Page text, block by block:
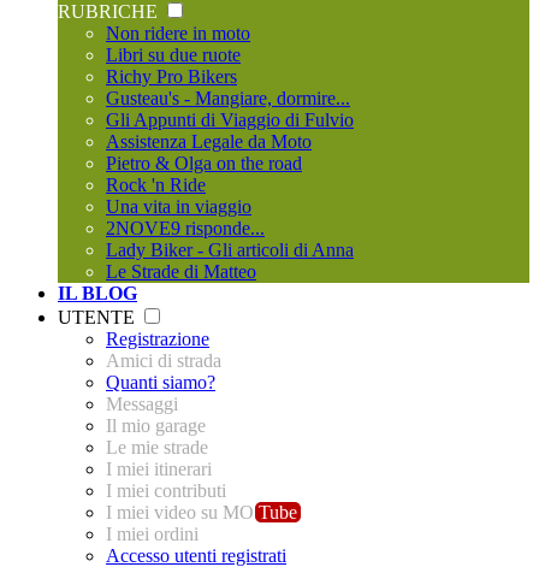
RUBRICHE
Non ridere in moto
Libri su due ruote
Richy Pro Bikers
Gusteau's - Mangiare, dormire...
Gli Appunti di Viaggio di Fulvio
Assistenza Legale da Moto
Pietro & Olga on the road
Rock 'n Ride
Una vita in viaggio
2NOVE9 risponde...
Lady Biker - Gli articoli di Anna
Le Strade di Matteo
IL BLOG
UTENTE
Registrazione
Amici di strada
Quanti siamo?
Messaggi
Il mio garage
Le mie strade
I miei itinerari
I miei contributi
I miei video su MO Tube
I miei ordini
Accesso utenti registrati